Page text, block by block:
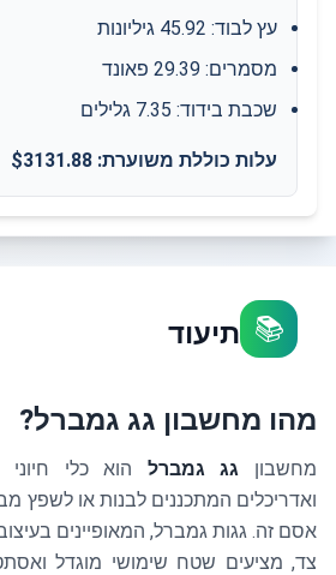
עץ לבוד:
45.92 גיליונות
מסמרים:
29.39 פאונד
שכבת בידוד:
7.35 גלילים
עלות כוללת משוערת: $
3131.88
📚 תיעוד
מהו מחשבון גג גמברל?
מחשבון גג גמברל הוא כלי
ואדריכלים המתכננים לבנות או לשפץ
אסם זה. גגות גמברל, המאופיינים
צד, מציעים שטח שימושי מוגדל